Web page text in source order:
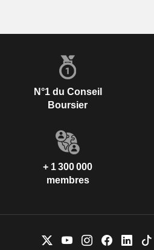
N°1 du Conseil
Boursier
+ 1 300 000
membres